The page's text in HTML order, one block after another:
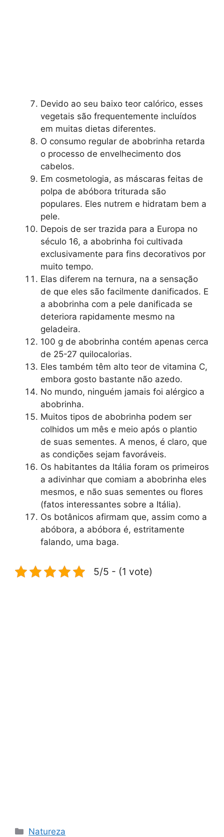
Devido ao seu baixo teor calórico, esses
vegetais são frequentemente incluídos
em muitas dietas diferentes.
O consumo regular de abobrinha retarda
o processo de envelhecimento dos
cabelos.
Em cosmetologia, as máscaras feitas de
polpa de abóbora triturada são
populares. Eles nutrem e hidratam bem a
pele.
Depois de ser trazida para a Europa no
século 16, a abobrinha foi cultivada
exclusivamente para fins decorativos por
muito tempo.
Elas diferem na ternura, na a sensação
de que eles são facilmente danificados. E
a abobrinha com a pele danificada se
deteriora rapidamente mesmo na
geladeira.
100 g de abobrinha contém apenas cerca
de 25-27 quilocalorias.
Eles também têm alto teor de vitamina C,
embora gosto bastante não azedo.
No mundo, ninguém jamais foi alérgico a
abobrinha.
Muitos tipos de abobrinha podem ser
colhidos um mês e meio após o plantio
de suas sementes. A menos, é claro, que
as condições sejam favoráveis.
Os habitantes da Itália foram os primeiros
a adivinhar que comiam a abobrinha eles
mesmos, e não suas sementes ou flores
(fatos interessantes sobre a Itália).
Os botânicos afirmam que, assim como a
abóbora, a abóbora é, estritamente
falando, uma baga.
5/5 - (1 vote)
Categorias
Natureza